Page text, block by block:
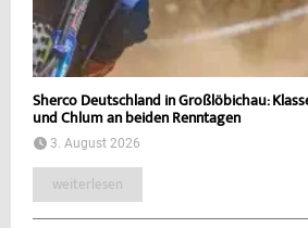
Sherco Deutschland in Großlöbichau:
und Chlum an beiden Renntagen
3. August 2026
weiterlesen